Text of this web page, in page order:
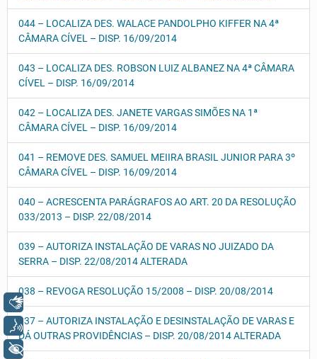
044 – LOCALIZA DES. WALACE PANDOLPHO KIFFER NA 4ª
CÂMARA CÍVEL – DISP. 16/09/2014
043 – LOCALIZA DES. ROBSON LUIZ ALBANEZ NA 4ª CÂMARA
CÍVEL – DISP. 16/09/2014
042 – LOCALIZA DES. JANETE VARGAS SIMÕES NA 1ª
CÂMARA CÍVEL – DISP. 16/09/2014
041 – REMOVE DES. SAMUEL MEIIRA BRASIL JUNIOR PARA 3º
CÂMARA CÍVEL – DISP. 16/09/2014
040 – ACRESCENTA PARÁGRAFOS AO ART. 20 DA RESOLUÇÃO
033/2013 – DISP. 22/08/2014
039 – AUTORIZA INSTALAÇÃO DE VARAS NO JUIZADO DA
SERRA – DISP. 22/08/2014 ALTERADA
038 – REVOGA RESOLUÇÃO 15/2008 – DISP. 20/08/2014
037 – AUTORIZA INSTALAÇÃO E DESINSTALAÇÃO DE VARAS E
DÁ OUTRAS PROVIDÊNCIAS – DISP. 20/08/2014 ALTERADA
Voz
+ Acessibilidade